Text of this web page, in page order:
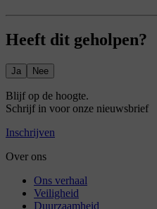
Heeft dit geholpen?
Ja Nee